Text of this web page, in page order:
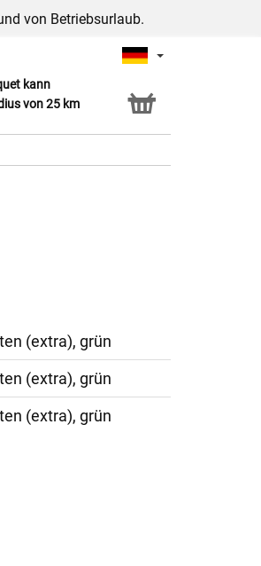
von Betriebsurlaub.
kann
von 25 km
(extra), grün
(extra), grün
(extra), grün